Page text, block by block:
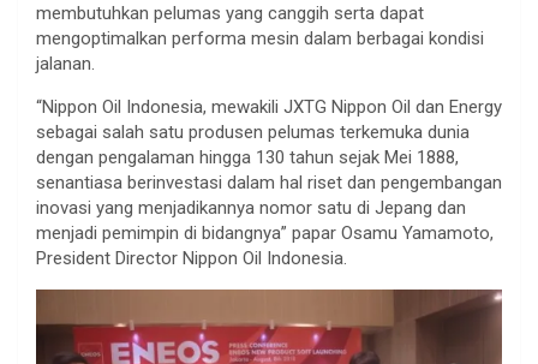
membutuhkan pelumas yang canggih serta dapat
mengoptimalkan performa mesin dalam berbagai kondisi
jalanan.
“Nippon Oil Indonesia, mewakili JXTG Nippon Oil dan Energy
sebagai salah satu produsen pelumas terkemuka dunia
dengan pengalaman hingga 130 tahun sejak Mei 1888,
senantiasa berinvestasi dalam hal riset dan pengembangan
inovasi yang menjadikannya nomor satu di Jepang dan
menjadi pemimpin di bidangnya” papar Osamu Yamamoto,
President Director Nippon Oil Indonesia.